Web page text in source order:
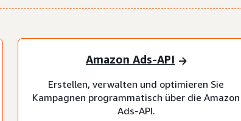
Amazon Ads-API
Erstellen, verwalten und optimieren Sie
Kampagnen programmatisch über die Amazon
Ads-API.